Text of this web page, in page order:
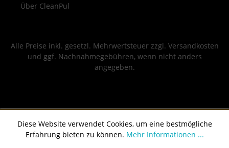
Über CleanPul
Alle Preise inkl. gesetzl. Mehrwertsteuer zzgl. Versandkosten
und ggf. Nachnahmegebühren, wenn nicht anders
angegeben.
Diese Website verwendet Cookies, um eine bestmögliche
Erfahrung bieten zu können. Mehr Informationen ...